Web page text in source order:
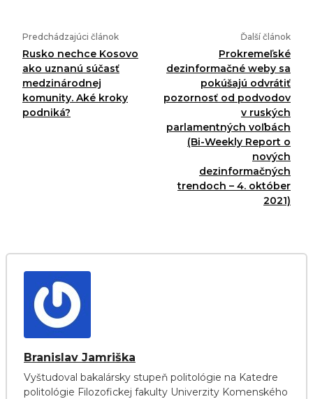
Predchádzajúci článok
Rusko nechce Kosovo
ako uznanú súčasť
medzinárodnej
komunity. Aké kroky
podniká?
Ďalší článok
Prokremeľské
dezinformačné weby sa
pokúšajú odvrátiť
pozornosť od podvodov
v ruských
parlamentných voľbách
(Bi-Weekly Report o
nových
dezinformačných
trendoch – 4. október
2021)
Branislav Jamriška
Vyštudoval bakalársky stupeň politológie na Katedre
politológie Filozofickej fakulty Univerzity Komenského